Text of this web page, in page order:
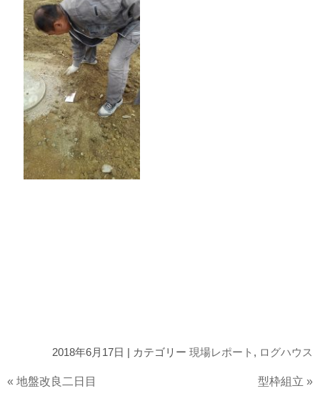
2018年6月17日 | カテゴリー 現場レポート , ログハウス
« 地盤改良二日目 型枠組立 »